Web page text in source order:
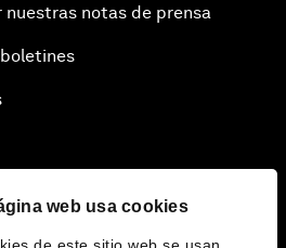
web usa cookies
notas de prensa